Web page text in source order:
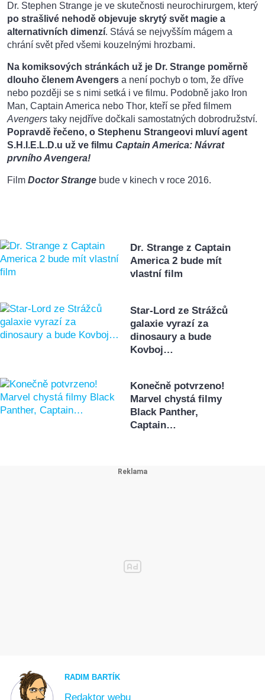
Dr. Stephen Strange je ve skutečnosti neurochirurgem, který
po strašlivé nehodě objevuje skrytý svět magie a
alternativních dimenzí. Stává se nejvyšším mágem a
chrání svět před všemi kouzelnými hrozbami.
Na komiksových stránkách už je Dr. Strange poměrně
dlouho členem Avengers a není pochyb o tom, že dříve
nebo později se s nimi setká i ve filmu. Podobně jako Iron
Man, Captain America nebo Thor, kteří se před filmem
Avengers taky nejdříve dočkali samostatných dobrodružství.
Popravdě řečeno, o Stephenu Strangeovi mluví agent
S.H.I.E.L.D.u už ve filmu Captain America: Návrat
prvního Avengera!
Film Doctor Strange bude v kinech v roce 2016.
Dr. Strange z Captain
America 2 bude mít
vlastní film
Star-Lord ze Strážců
galaxie vyrazí za
dinosaury a bude
Kovboj…
Konečně potvrzeno!
Marvel chystá filmy
Black Panther,
Captain…
RADIM BARTÍK
Redaktor webu